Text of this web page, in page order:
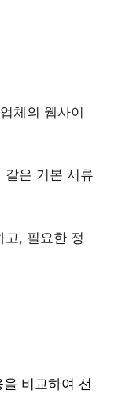
체의 웹사이
같은 기본 서류
고, 필요한 정
비교하여 선